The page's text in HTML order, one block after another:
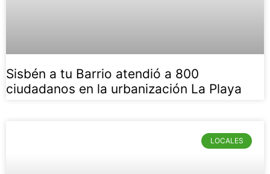
Sisbén a tu Barrio atendió a 800
ciudadanos en la urbanización La Playa
LOCALES